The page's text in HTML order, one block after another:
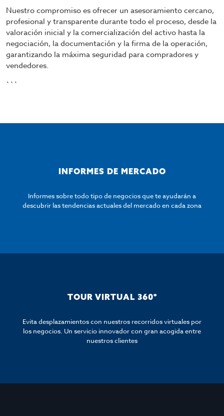
Nuestro compromiso es ofrecer un asesoramiento cercano,
profesional y transparente durante todo el proceso, desde la
valoración inicial y la comercialización del activo hasta la
negociación, la documentación y la firma de la operación,
garantizando la máxima seguridad para compradores y
vendedores.
```
INFORMES DE MERCADO
Informes sobre todo tipo de negocios que te ayudarán a
descubrir las tendencias actuales del mercado en cada zona
TOUR VIRTUAL 360º
Evita desplazamientos con nuestros recorridos virtuales por
los negocios. Un servicio innovador con gran acogida entre
nuestros clientes